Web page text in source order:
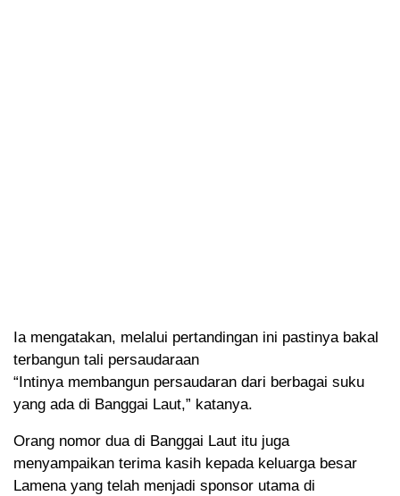
Ia mengatakan, melalui pertandingan ini pastinya bakal
terbangun tali persaudaraan
“Intinya membangun persaudaran dari berbagai suku
yang ada di Banggai Laut,” katanya.
Orang nomor dua di Banggai Laut itu juga
menyampaikan terima kasih kepada keluarga besar
Lamena yang telah menjadi sponsor utama di